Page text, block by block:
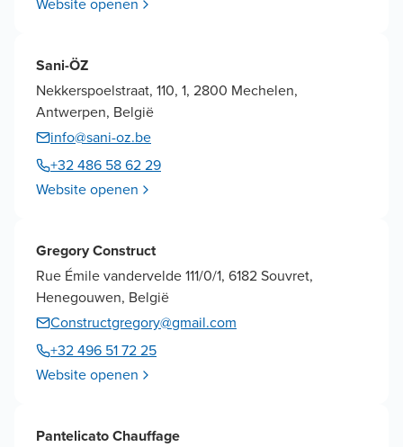
Sani-ÖZ
Nekkerspoelstraat, 110, 1, 2800 Mechelen,
Antwerpen, België
info@sani-oz.be
+32 486 58 62 29
Website openen
Gregory Construct
Rue Émile vandervelde 111/0/1, 6182 Souvret,
Henegouwen, België
Constructgregory@gmail.com
+32 496 51 72 25
Website openen
Pantelicato Chauffage